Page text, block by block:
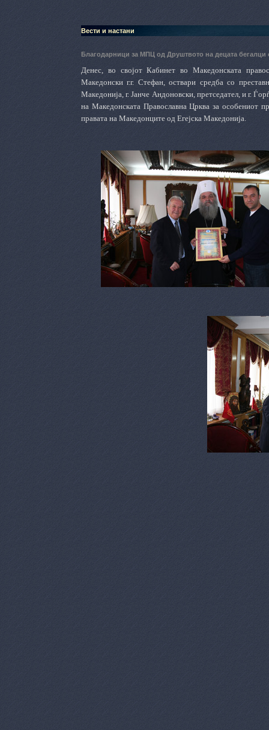
Вести и настани
Благодарници за МПЦ од Друштвото на децата бегалци
Денес, во својот Кабинет во Македонската
Македонски г.г. Стефан, оствари средба со
Македонија, г. Јанче Андоновски, претседател, и г.
на Македонската Православна Црква за особениот
правата на Македонците од Егејска Македонија.